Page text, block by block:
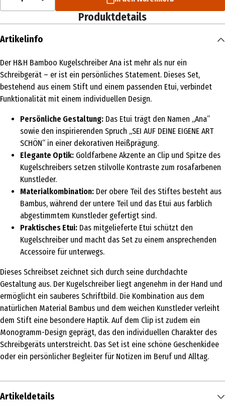
Produktdetails
Artikelinfo
Der H&H Bamboo Kugelschreiber Ana ist mehr als nur ein
Schreibgerät – er ist ein persönliches Statement. Dieses Set,
bestehend aus einem Stift und einem passenden Etui, verbindet
Funktionalität mit einem individuellen Design.
Persönliche Gestaltung: Das Etui trägt den Namen „Ana“
sowie den inspirierenden Spruch „SEI AUF DEINE EIGENE ART
SCHÖN“ in einer dekorativen Heißprägung.
Elegante Optik: Goldfarbene Akzente an Clip und Spitze des
Kugelschreibers setzen stilvolle Kontraste zum rosafarbenen
Kunstleder.
Materialkombination: Der obere Teil des Stiftes besteht aus
Bambus, während der untere Teil und das Etui aus farblich
abgestimmtem Kunstleder gefertigt sind.
Praktisches Etui: Das mitgelieferte Etui schützt den
Kugelschreiber und macht das Set zu einem ansprechenden
Accessoire für unterwegs.
Dieses Schreibset zeichnet sich durch seine durchdachte
Gestaltung aus. Der Kugelschreiber liegt angenehm in der Hand und
ermöglicht ein sauberes Schriftbild. Die Kombination aus dem
natürlichen Material Bambus und dem weichen Kunstleder verleiht
dem Stift eine besondere Haptik. Auf dem Clip ist zudem ein
Monogramm-Design geprägt, das den individuellen Charakter des
Schreibgeräts unterstreicht. Das Set ist eine schöne Geschenkidee
oder ein persönlicher Begleiter für Notizen im Beruf und Alltag.
Artikeldetails